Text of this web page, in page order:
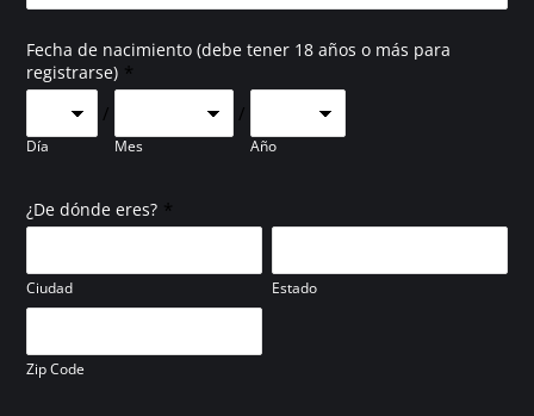
Fecha de nacimiento (debe tener 18 años o más para
registrarse) *
Día
/
Mes
/
Año
¿De dónde eres? *
Ciudad Estado
Zip Code